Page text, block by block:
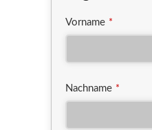
Vorname *
Nachname *